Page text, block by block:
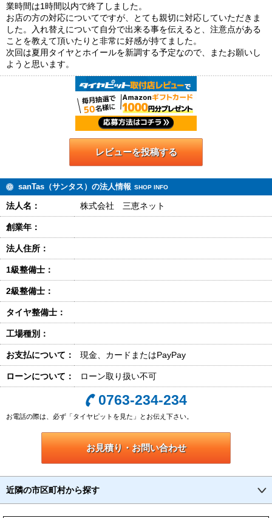
業時間は1時間以内で終了しました。
お店の方の対応についてですが、とても親切に対応していただきま
した。入れ替えについて自分で出来る事を伝えると、注意点がある
ことを教えて頂いたりと非常に好感が持てました。
次回は夏用タイヤとホイールを新調する予定なので、またお願いし
ようと思います。
レビューを投稿する
sanTas（サンタス）の法人情報 SHOP INFO
法人名： 株式会社 三恵ネット
創業年：
法人住所：
1級整備士：
2級整備士：
タイヤ整備士：
工場種別：
お支払について： 現金、カードまたはPayPay
ローンについて： ローン取り扱い不可
0763-234-234
お電話の際は、必ず「タイヤピットを見た」とお伝え下さい。
お見積り・お問い合わせ
近隣の市区町村から探す